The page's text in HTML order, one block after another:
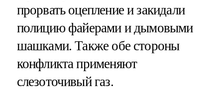
прорвать оцепление и закидали
полицию файерами и дымовыми
шашками. Также обе стороны
конфликта применяют
слезоточивый газ.